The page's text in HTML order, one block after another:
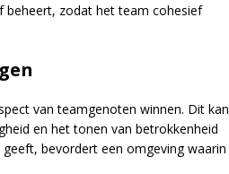
beheert, zodat het team cohesief
van teamgenoten winnen. Dit kan
en het tonen van betrokkenheid
bevordert een omgeving waarin